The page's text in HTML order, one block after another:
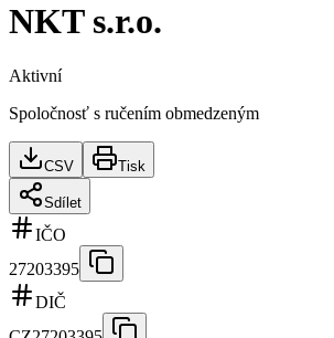
NKT s.r.o.
Aktivní
Spoločnosť s ručením obmedzeným
CSV Tisk
Sdílet
IČO
27203395
DIČ